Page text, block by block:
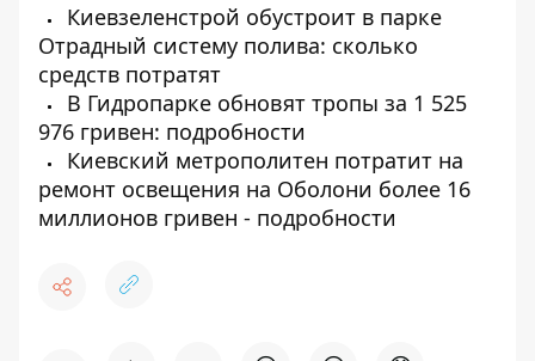
Киевзеленстрой обустроит в парке
Отрадный систему полива: сколько
средств потратят
В Гидропарке обновят тропы за 1 525
976 гривен: подробности
Киевский метрополитен потратит на
ремонт освещения на Оболони более 16
миллионов гривен - подробности